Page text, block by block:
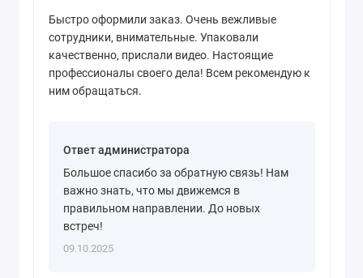
Быстро оформили заказ. Очень вежливые
сотрудники, внимательные. Упаковали
качественно, прислали видео. Настоящие
профессионалы своего дела! Всем рекомендую к
ним обращаться.
Ответ администратора
Большое спасибо за обратную связь! Нам
важно знать, что мы движемся в
правильном направлении. До новых
встреч!
09.10.2025